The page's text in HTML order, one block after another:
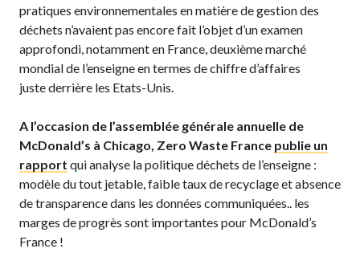
pratiques environnementales en matière de gestion des
déchets n’avaient pas encore fait l’objet d’un examen
approfondi, notamment en France, deuxième marché
mondial de l’enseigne en termes de chiffre d’affaires
juste derrière les Etats-Unis.
A l’occasion de l’assemblée générale annuelle de
McDonald’s à Chicago, Zero Waste France publie un
rapport qui analyse la politique déchets de l’enseigne :
modèle du tout jetable, faible taux de recyclage et absence
de transparence dans les données communiquées.. les
marges de progrès sont importantes pour McDonald’s
France !